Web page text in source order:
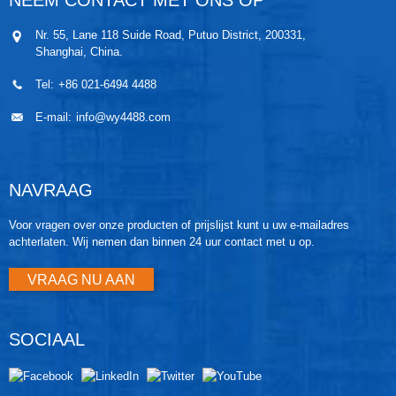
zijn voor verstoppingen. Dankzij de hoge
werkfrequentie zijn ze ook geschikt voor dynamische
metingen.
Nr. 55, Lane 118 Suide Road, Putuo District, 200331,
Shanghai, China.
Tel: +86 021-6494 4488
E-mail: info@wy4488.com
NAVRAAG
Voor vragen over onze producten of prijslijst kunt u uw e-mailadres
achterlaten. Wij nemen dan binnen 24 uur contact met u op.
VRAAG NU AAN
SOCIAAL